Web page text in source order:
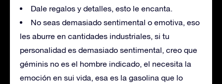
Dale regalos y detalles, esto le encanta.
No seas demasiado sentimental o emotiva, eso
les aburre en cantidades industriales, si tu
personalidad es demasiado sentimental, creo que
géminis no es el hombre indicado, el necesita la
emoción en sui vida, esa es la gasolina que lo